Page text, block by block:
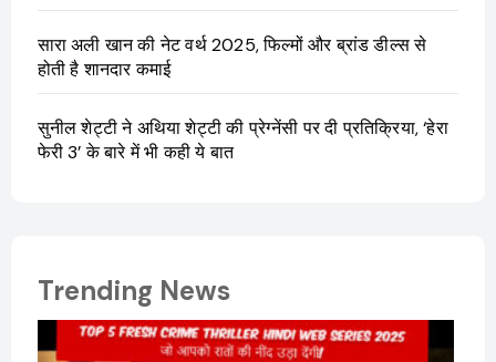
सारा अली खान की नेट वर्थ 2025, फिल्मों और ब्रांड डील्स से
होती है शानदार कमाई
सुनील शेट्टी ने अथिया शेट्टी की प्रेग्नेंसी पर दी प्रतिक्रिया, ‘हेरा
फेरी 3’ के बारे में भी कही ये बात
Trending News